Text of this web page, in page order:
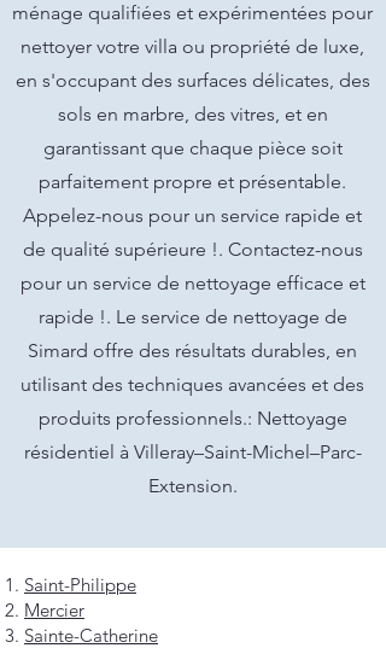
ménage qualifiées et expérimentées pour
nettoyer votre villa ou propriété de luxe,
en s'occupant des surfaces délicates, des
sols en marbre, des vitres, et en
garantissant que chaque pièce soit
parfaitement propre et présentable.
Appelez-nous pour un service rapide et
de qualité supérieure !. Contactez-nous
pour un service de nettoyage efficace et
rapide !. Le service de nettoyage de
Simard offre des résultats durables, en
utilisant des techniques avancées et des
produits professionnels.: Nettoyage
résidentiel à Villeray–Saint-Michel–Parc-
Extension.
Saint-Philippe
Mercier
Sainte-Catherine